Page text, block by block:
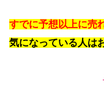
すでに予想以上に売
気になっている人は